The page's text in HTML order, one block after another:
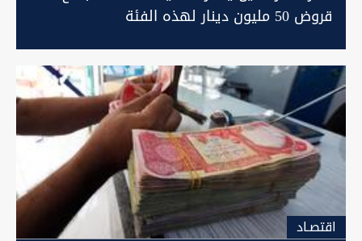
قروض 50 مليون دينار لهذه الفئة
اقتصـاد